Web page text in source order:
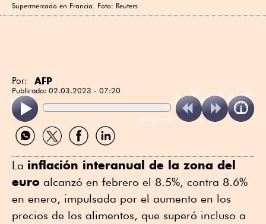
Supermercado en Francia. Foto: Reuters
Por: AFP
Publicado: 02.03.2023 - 07:20
ReadSpeaker
Compartir
por
Compartir
por
Compartir
por
Compartir
por
La inflación interanual de la zona del
euro alcanzó en febrero el 8.5%, contra 8.6%
en enero, impulsada por el aumento en los
precios de los alimentos, que superó incluso a